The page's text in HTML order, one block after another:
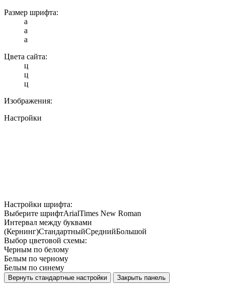
Размер шрифта:
a
a
a
Цвета сайта:
ц
ц
ц
Изображения:
Настройки
Настройки шрифта:
Выберите шрифтArialTimes New Roman
Интервал между буквами
(Кернинг)СтандартныйСреднийБольшой
Выбор цветовой схемы:
Черным по белому
Белым по черному
Белым по синему
Вернуть стандартные настройки Закрыть панель